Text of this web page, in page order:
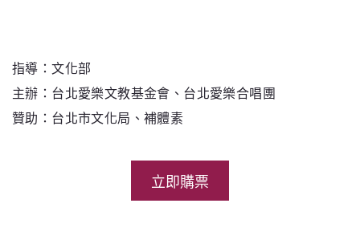
指導：文化部
主辦：台北愛樂文教基金會、台北愛樂合唱團
贊助：台北市文化局、補體素
立即購票